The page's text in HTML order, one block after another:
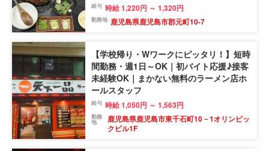
給与 時給 1,220円 ～ 1,320円
勤務地 鹿児島県鹿児島市郡元町10-7
【学校帰り・Wワークにピッタリ！】短時
間勤務・週1日～OK｜初バイト応援♪接客
未経験OK｜まかない無料のラーメン店ホ
ールスタッフ
給与 時給 1,050円 ～ 1,563円
勤務
地
鹿児島県鹿児島市東千石町10－1オリンピッ
クビル1F